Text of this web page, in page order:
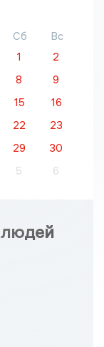
Сб
Вс
1
2
8
9
15
16
22
23
29
30
5 6
людей